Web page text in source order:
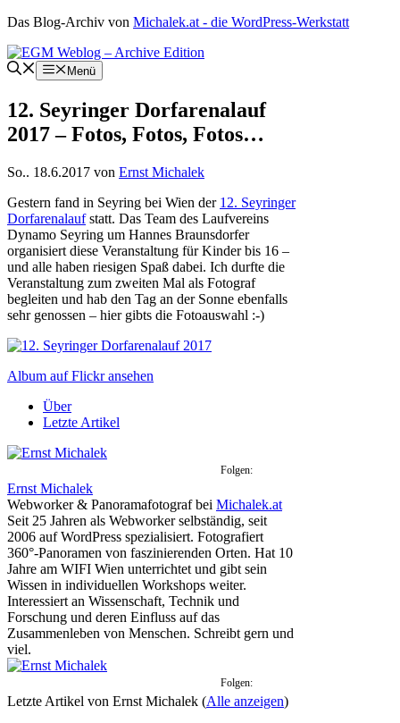
Zum
springen
Das Blog-Archiv von Michalek.at - die WordPress-Werkstatt
Menü
12. Seyringer Dorfarenalauf
2017 – Fotos, Fotos, Fotos…
So.. 18.6.2017 von Ernst Michalek
Gestern fand in Seyring bei Wien der 12. Seyringer
Dorfarenalaufstatt. Das Team des Laufvereins
Dynamo Seyring um Hannes Braunsdorfer
organisiert diese Veranstaltung für Kinder bis 16 –
und alle haben riesigen Spaß dabei. Ich durfte die
Veranstaltung zum zweiten Mal als Fotograf
begleiten und hab den Tag an der Sonne ebenfalls
sehr genossen – hier gibts die Fotoauswahl :-)
Album auf Flickr ansehen
Über
Letzte Artikel
Folgen:
Ernst Michalek
Webworker & Panoramafotografbei Michalek.at
Seit 25 Jahren als Webworker selbständig, seit
2006 auf WordPress spezialisiert. Fotografiert
360°-Panoramen von faszinierenden Orten. Hat 10
Jahre am WIFI Wien unterrichtet und gibt sein
Wissen in individuellen Workshops weiter.
Interessiert an Wissenschaft, Technik und
Forschung und deren Einfluss auf das
Zusammenleben von Menschen. Schreibt gern und
viel.
Folgen:
Letzte Artikel von Ernst Michalek (Alle anzeigen)